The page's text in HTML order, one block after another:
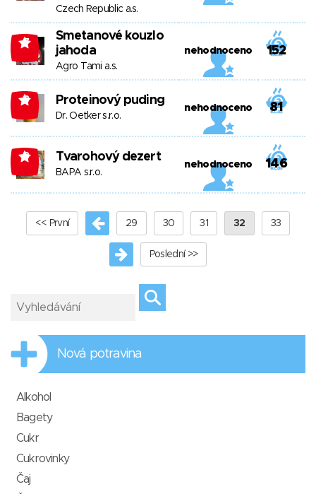
Czech Republic a.s.
-7
Smetanové kouzlo
jahoda
Agro Tami a.s.
nehodnoceno 152
-8 Proteinový puding
Dr. Oetker s.r.o.
nehodnoceno 81
-8 Tvarohový dezert
BAPA s.r.o.
nehodnoceno 146
<< První 29 30 31 32 33
Poslední >>
Nová potravina
Alkohol
Bagety
Cukr
Cukrovinky
Čaj